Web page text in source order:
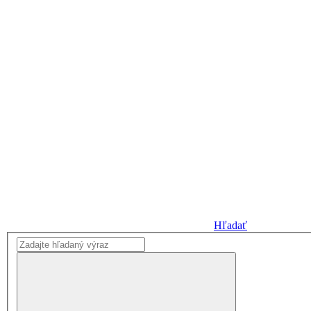
Hľadať